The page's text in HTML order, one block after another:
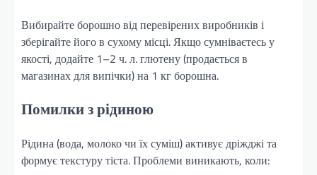
Вибирайте борошно від перевірених виробників і
зберігайте його в сухому місці. Якщо сумніваєтесь у
якості, додайте 1–2 ч. л. глютену (продається в
магазинах для випічки) на 1 кг борошна.
Помилки з рідиною
Рідина (вода, молоко чи їх суміш) активує дріжджі та
формує текстуру тіста. Проблеми виникають, коли: